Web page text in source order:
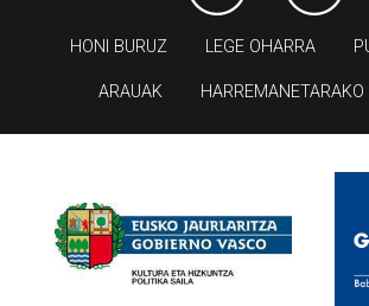
HONI BURUZ LEGE OHARRA
ARAUAK HARREMANETARAKO